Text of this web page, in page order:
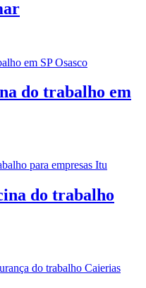
do trabalho em
do trabalho